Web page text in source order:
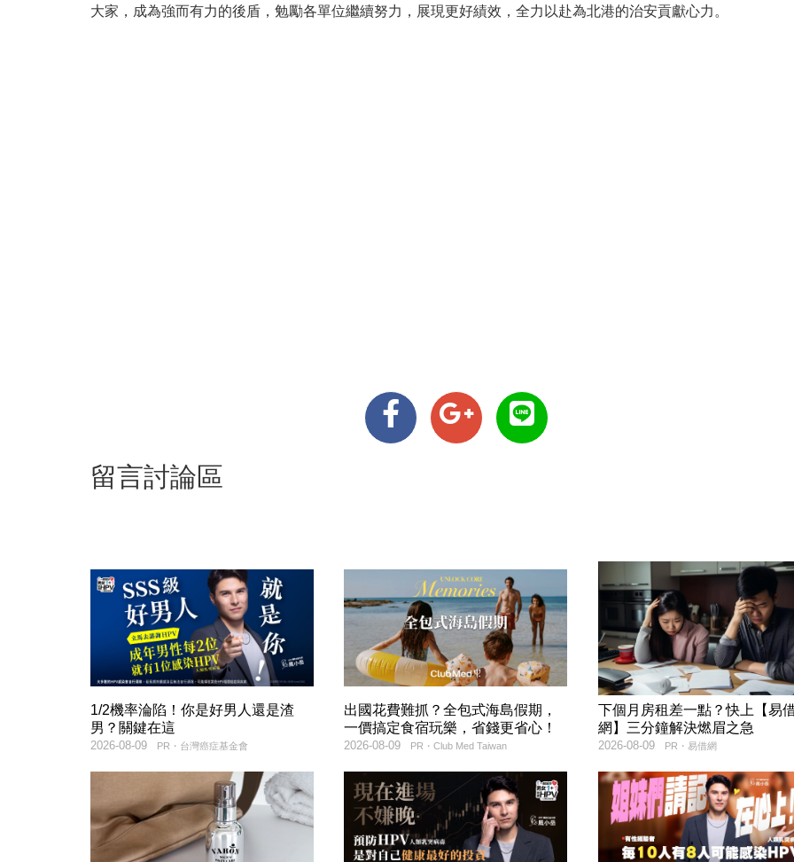
大家，成為強而有力的後盾，勉勵各單位繼續努力，展現更好績效，全力以赴為北港的治安貢獻心力。
留言討論區
1/2機率淪陷！你是好男人還是渣
男？關鍵在這
PR・台灣癌症基金會
2026-08-09
出國花費難抓？全包式海島假期，
一價搞定食宿玩樂，省錢更省心！
PR・Club Med Taiwan
2026-08-09
下個月房租差一點？快上【易
網】三分鐘解決燃眉之急
PR・易借網
2026-08-09